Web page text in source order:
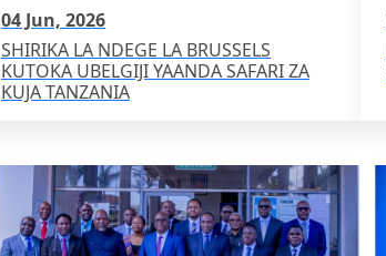
04 Jun, 2026
SHIRIKA LA NDEGE LA BRUSSELS
KUTOKA UBELGIJI YAANDA SAFARI ZA
KUJA TANZANIA